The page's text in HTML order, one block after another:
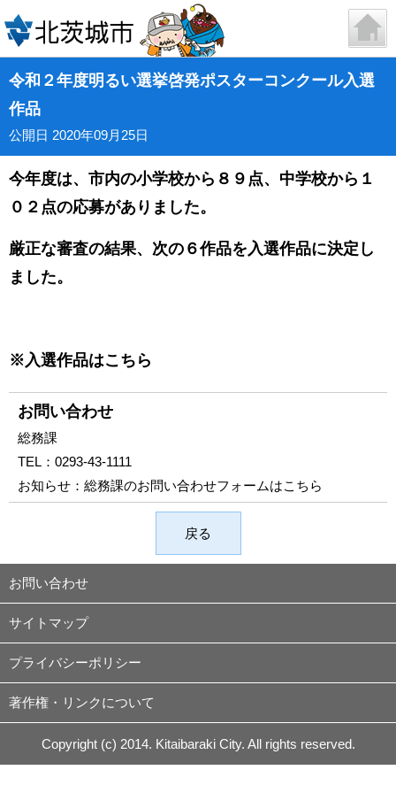
令和２年度明るい選挙啓発ポスターコンクール入選
作品
公開日 2020年09月25日
今年度は、 市内の小学校から８９点、中学校から１
０２点の応募がありました。
厳正な審査の結果、次の６作品を入選作品に決定し
ました。
※入選作品はこちら
お問い合わせ
総務課
TEL： 0293-43-1111
お知らせ： 総務課のお問い合わせフォームはこちら
戻る
お問い合わせ
サイトマップ
プライバシーポリシー
著作権・リンクについて
Copyright (c) 2014. Kitaibaraki City. All rights reserved.